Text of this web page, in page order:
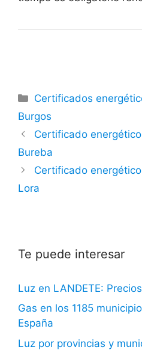
Categorías
Certificados
Burgos
Certificado
Bureba
Certificado
Lora
Te puede interesar
Luz en LANDETE:
Gas en los 1185
España
Luz por provincias y